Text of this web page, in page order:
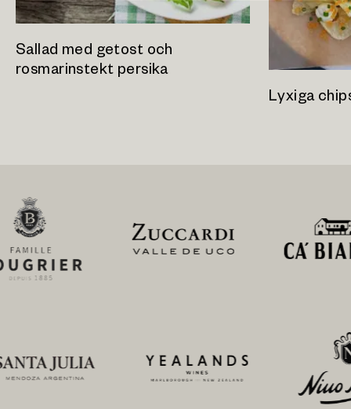
Sallad med getost och
rosmarinstekt persika
Lyxiga